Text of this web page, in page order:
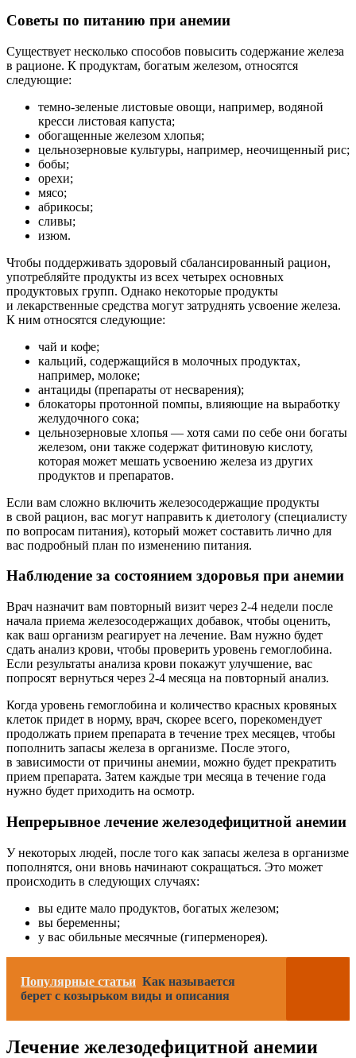
Советы по питанию при анемии
Существует несколько способов повысить содержание железа
в рационе. К продуктам, богатым железом, относятся
следующие:
темно-зеленые листовые овощи, например, водяной
кресси листовая капуста;
обогащенные железом хлопья;
цельнозерновые культуры, например, неочищенный рис;
бобы;
орехи;
мясо;
абрикосы;
сливы;
изюм.
Чтобы поддерживать здоровый сбалансированный рацион,
употребляйте продукты из всех четырех основных
продуктовых групп. Однако некоторые продукты
и лекарственные средства могут затруднять усвоение железа.
К ним относятся следующие:
чай и кофе;
кальций, содержащийся в молочных продуктах,
например, молоке;
антациды (препараты от несварения);
блокаторы протонной помпы, влияющие на выработку
желудочного сока;
цельнозерновые хлопья — хотя сами по себе они богаты
железом, они также содержат фитиновую кислоту,
которая может мешать усвоению железа из других
продуктов и препаратов.
Если вам сложно включить железосодержащие продукты
в свой рацион, вас могут направить к диетологу (специалисту
по вопросам питания), который может составить лично для
вас подробный план по изменению питания.
Наблюдение за состоянием здоровья при анемии
Врач назначит вам повторный визит через 2-4 недели после
начала приема железосодержащих добавок, чтобы оценить,
как ваш организм реагирует на лечение. Вам нужно будет
сдать анализ крови, чтобы проверить уровень гемоглобина.
Если результаты анализа крови покажут улучшение, вас
попросят вернуться через 2-4 месяца на повторный анализ.
Когда уровень гемоглобина и количество красных кровяных
клеток придет в норму, врач, скорее всего, порекомендует
продолжать прием препарата в течение трех месяцев, чтобы
пополнить запасы железа в организме. После этого,
в зависимости от причины анемии, можно будет прекратить
прием препарата. Затем каждые три месяца в течение года
нужно будет приходить на осмотр.
Непрерывное лечение железодефицитной анемии
У некоторых людей, после того как запасы железа в организме
пополнятся, они вновь начинают сокращаться. Это может
происходить в следующих случаях:
вы едите мало продуктов, богатых железом;
вы беременны;
у вас обильные месячные (гиперменорея).
Популярные статьи Как называется
берет с козырьком виды и описания
Лечение железодефицитной анемии